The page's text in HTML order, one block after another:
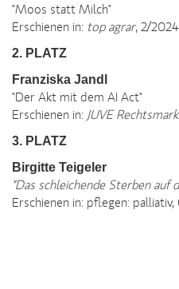
"Moos statt Milch"
Erschienen in: top agrar, 2/2024
2. PLATZ
Franziska Jandl
"Der Akt mit dem AI Act"
Erschienen in: JUVE
3. PLATZ
Birgitte Teigeler
"Das schleichende Sterben auf
Erschienen in: pflegen: